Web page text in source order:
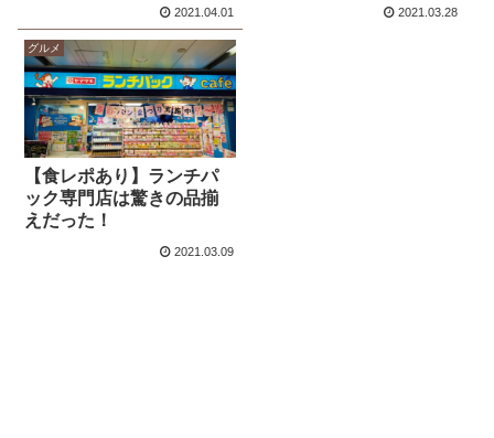
2021.04.01 2021.03.28
グルメ
【食レポあり】ランチパ
ック専門店は驚きの品揃
えだった！
2021.03.09